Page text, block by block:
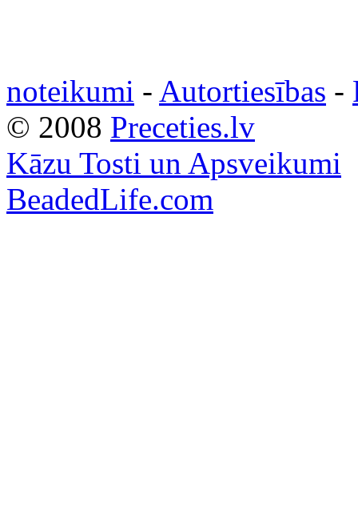
noteikumi - Autortiesības -
© 2008 Preceties.lv
Kāzu Tosti un Apsveikumi
BeadedLife.com